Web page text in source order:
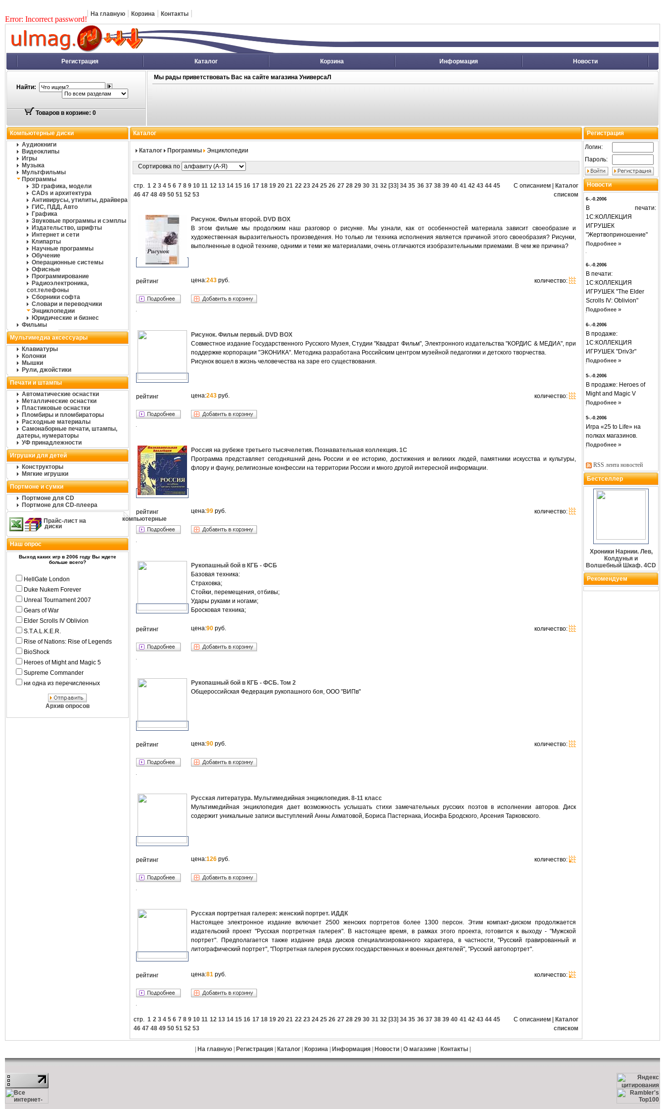
Error: Incorrect password!
На главную Корзина Контакты
Регистрация Каталог Корзина Информация Новости
Найти:
Товаров в корзине: 0
Мы рады приветствовать Вас на сайте магазина УниверсаЛ
Компьютерные диски
Аудиокниги
Видеоклипы
Игры
Музыка
Мультфильмы
Программы
3D графика, модели
CADs и архитектура
Антивирусы, утилиты, драйвера
ГИС, ПДД, Авто
Графика
Звуковые программы и сэмплы
Издательство, шрифты
Интернет и сети
Клипарты
Научные программы
Обучение
Операционные системы
Офисные
Программирование
Радиоэлектроника,
сот.телефоны
Сборники софта
Словари и переводчики
Энциклопедии
Юридические и бизнес
Фильмы
Мультимедиа аксессуары
Клавиатуры
Колонки
Мышки
Рули, джойстики
Печати и штампы
Автоматические оснастки
Металлические оснастки
Пластиковые оснастки
Пломбиры и пломбираторы
Расходные материалы
Самонаборные печати, штампы,
датеры, нумераторы
УФ принадлежности
Игрушки для детей
Конструкторы
Мягкие игрушки
Портмоне и сумки
Портмоне для CD
Портмоне для CD-плеера
Прайс-лист на
компьютерные
диски
Наш опрос
Выход каких игр в 2006 году Вы ждете
больше всего?
HellGate London
Duke Nukem Forever
Unreal Tournament 2007
Gears of War
Elder Scrolls IV Oblivion
S.T.A.L.K.E.R.
Rise of Nations: Rise of Legends
BioShock
Heroes of Might and Magic 5
Supreme Commander
ни одна из перечисленных
Архив опросов
Каталог
Каталог Программы Энциклопедии
Сортировка по
стр.1 2 3 4 5 6 7 8 9 10 11 12 13 14 15 16 17 18 19 20 21 22 23 24 25 26 27 28 29 30 31 32[33]34 35 36 37 38 39 40 41 42 43 44 45
46 47 48 49 50 51 52 53
С описанием
Каталог
списком
Рисунок. Фильм второй. DVD BOX
В этом фильме мы продолжим наш разговор о рисунке. Мы узнали, как от особенностей материала зависит своеобразие и
художественная выразительность произведения. Но только ли техника исполнения является причиной этого своеобразия? Рисунки,
выполненные в одной технике, одними и теми же материалами, очень отличаются изобразительными приемами. В чем же причина?
рейтинг цена:243 руб. количество:
Рисунок. Фильм первый. DVD BOX
Совместное издание Государственного Русского Музея, Студии "Квадрат Фильм", Электронного издательства "КОРДИС & МЕДИА", при
поддержке корпорации "ЭКОНИКА". Методика разработана Российским центром музейной педагогики и детского творчества.
Рисунок вошел в жизнь человечества на заре его существования.
рейтинг цена:243 руб. количество:
Россия на рубеже третьего тысячелетия. Познавательная коллекция. 1С
Программа представляет сегодняшний день России и ее историю, достижения и великих людей, памятники искусства и культуры,
флору и фауну, религиозные конфессии на территории России и много другой интересной информации.
рейтинг цена:99 руб. количество:
Рукопашный бой в КГБ - ФСБ
Базовая техника:
Страховка;
Стойки, перемещения, отбивы;
Удары руками и ногами;
Бросковая техника;
рейтинг цена:90 руб. количество:
Рукопашный бой в КГБ - ФСБ. Том 2
Общероссийская Федерация рукопашного боя, ООО "ВИПв"
рейтинг цена:90 руб. количество:
Русская литература. Мультимедийная энциклопедия. 8-11 класс
Мультимедийная энциклопедия дает возможность услышать стихи замечательных русских поэтов в исполнении авторов. Диск
содержит уникальные записи выступлений Анны Ахматовой, Бориса Пастернака, Иосифа Бродского, Арсения Тарковского.
рейтинг цена:126 руб. количество:
Русская портретная галерея: женский портрет. ИДДК
Настоящее электронное издание включает 2500 женских портретов более 1300 персон. Этим компакт-диском продолжается
издательский проект "Русская портретная галерея". В настоящее время, в рамках этого проекта, готовится к выходу - "Мужской
портрет". Предполагается также издание ряда дисков специализированного характера, в частности, "Русский гравированный и
литографический портрет", "Портретная галерея русских государственных и военных деятелей", "Русский автопортрет".
рейтинг цена:81 руб. количество:
стр.1 2 3 4 5 6 7 8 9 10 11 12 13 14 15 16 17 18 19 20 21 22 23 24 25 26 27 28 29 30 31 32[33]34 35 36 37 38 39 40 41 42 43 44 45
46 47 48 49 50 51 52 53
С описанием
Каталог
списком
Регистрация
Логин:
Пароль:
Новости
6-.-0.2006
В печати:
1С:КОЛЛЕКЦИЯ
ИГРУШЕК
"Жертвоприношение"
Подробнее »
6-.-0.2006
В печати:
1С:КОЛЛЕКЦИЯ
ИГРУШЕК "The Elder
Scrolls IV: Oblivion"
Подробнее »
6-.-0.2006
В продаже:
1С:КОЛЛЕКЦИЯ
ИГРУШЕК "Driv3r"
Подробнее »
5-.-0.2006
В продаже: Hеroes of
Might and Magic V
Подробнее »
5-.-0.2006
Игра «25 to Life» на
полках магазинов.
Подробнее »
RSS лента новостей
Бестселлер
Хроники Нарнии. Лев,
Колдунья и
Волшебный Шкаф. 4CD
Рекомендуем
На главную| Регистрация| Каталог| Корзина| Информация| Новости| О магазине| Контакты|